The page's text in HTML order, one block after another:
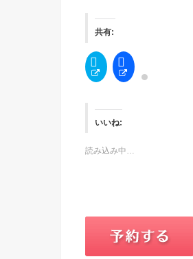
共有:
ク
リ
ッ
T
w
t
e
し
ン
a
c
有
ク
し
て
く
だ
いいね:
読み込み中…